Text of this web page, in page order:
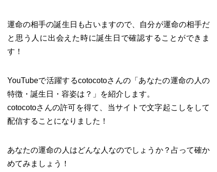
運命の相手の誕生日も占いますので、自分が運命の相手だ
と思う人に出会えた時に誕生日で確認することができま
す！
YouTubeで活躍するcotocotoさんの「あなたの運命の人の
特徴・誕生日・容姿は？」を紹介します。
cotocotoさんの許可を得て、当サイトで文字起こしをして
配信することになりました！
あなたの運命の人はどんな人なのでしょうか？占って確か
めてみましょう！